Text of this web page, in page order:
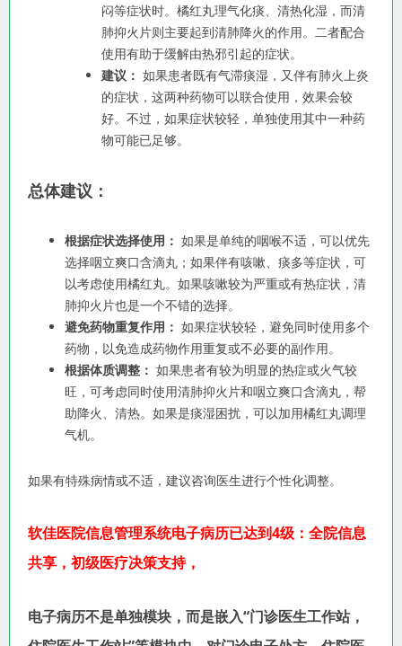
闷等症状时。橘红丸理气化痰、清热化湿，而清
肺抑火片则主要起到清肺降火的作用。二者配合
使用有助于缓解由热邪引起的症状。
建议： 如果患者既有气滞痰湿，又伴有肺火上炎
的症状，这两种药物可以联合使用，效果会较
好。不过，如果症状较轻，单独使用其中一种药
物可能已足够。
总体建议：
根据症状选择使用： 如果是单纯的咽喉不适，可以优先
选择咽立爽口含滴丸；如果伴有咳嗽、痰多等症状，可
以考虑使用橘红丸。如果咳嗽较为严重或有热症状，清
肺抑火片也是一个不错的选择。
避免药物重复作用： 如果症状较轻，避免同时使用多个
药物，以免造成药物作用重复或不必要的副作用。
根据体质调整： 如果患者有较为明显的热症或火气较
旺，可考虑同时使用清肺抑火片和咽立爽口含滴丸，帮
助降火、清热。如果是痰湿困扰，可以加用橘红丸调理
气机。
如果有特殊病情或不适，建议咨询医生进行个性化调整。
软佳医院信息管理系统电子病历已达到4级：全院信息
共享，初级医疗决策支持，
电子病历不是单独模块，而是嵌入“门诊医生工作站，